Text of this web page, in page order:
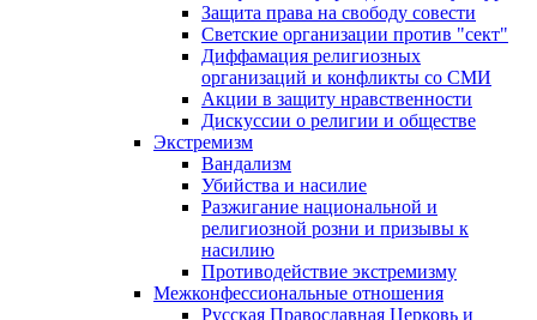
Защита права на свободу совести
Светские организации против "сект"
Диффамация религиозных
организаций и конфликты со СМИ
Акции в защиту нравственности
Дискуссии о религии и обществе
Экстремизм
Вандализм
Убийства и насилие
Разжигание национальной и
религиозной розни и призывы к
насилию
Противодействие экстремизму
Межконфессиональные отношения
Русская Православная Церковь и